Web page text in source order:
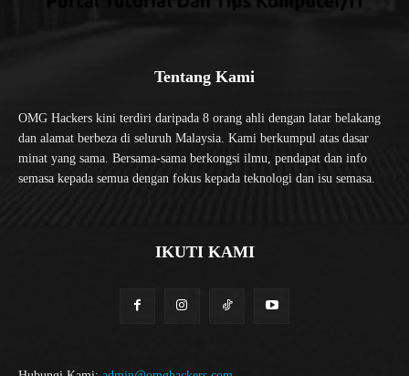
Tentang Kami
OMG Hackers kini terdiri daripada 8 orang ahli dengan latar belakang
dan alamat berbeza di seluruh Malaysia. Kami berkumpul atas dasar
minat yang sama. Bersama-sama berkongsi ilmu, pendapat dan info
semasa kepada semua dengan fokus kepada teknologi dan isu semasa.
IKUTI KAMI